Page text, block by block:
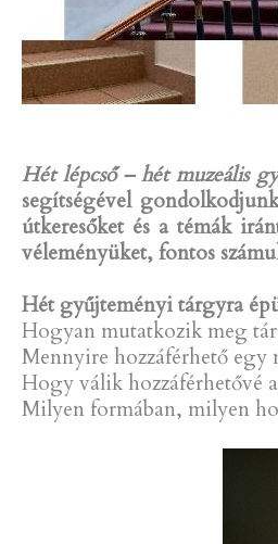
Hét lépcső – hét muzeális
segítségével
útkeresőket és a témák
véleményüket, fontos
Hét gyűjteményi tárgyra
Hogyan mutatkozik meg
Mennyire hozzáférhető
Hogy válik hozzáférhetővé
Milyen formában, milyen